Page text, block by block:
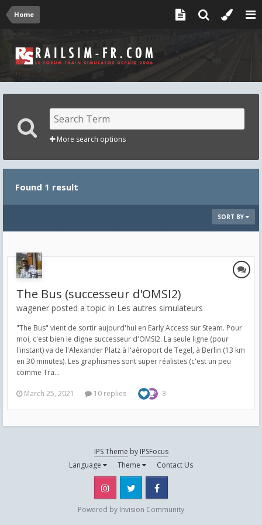
Home
More search options
Found 1 result
SORT BY
The Bus (successeur d'OMSI2)
wagener posted a topic in Les autres simulateurs
"The Bus" vient de sortir aujourd'hui en Early Access sur Steam. Pour
moi, c'est bien le digne successeur d'OMSI2. La seule ligne (pour
l'instant) va de l'Alexander Platz à l'aéroport de Tegel, à Berlin (13 km
en 30 minutes). Les graphismes sont super réalistes (c'est un peu
comme Tra...
March 25, 2021 10 replies 3
IPS Theme by IPSFocus
Language
Theme Contact Us
Instagram Twitter
Powered by Invision Community